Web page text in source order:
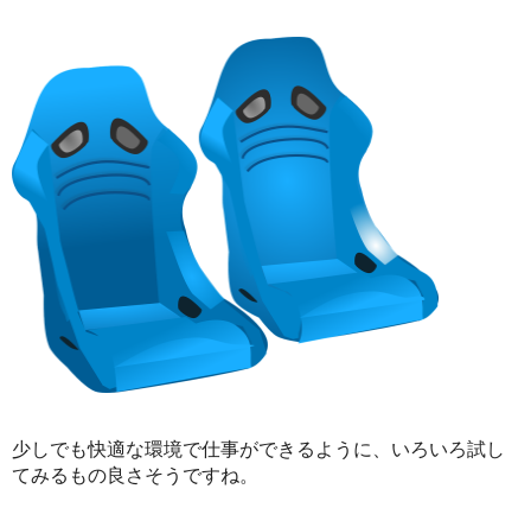
少しでも快適な環境で仕事ができるように、いろいろ試し
てみるもの良さそうですね。